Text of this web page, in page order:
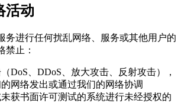
活动
务进行任何扰乱网络、服务或其他用户的
禁止：
DoS、DDoS、放大攻击、反射攻击），
网络发出或通过我们的网络协调
获书面许可测试的系统进行未经授权的